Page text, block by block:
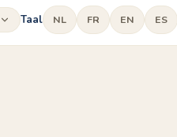
Taal NL FR EN ES